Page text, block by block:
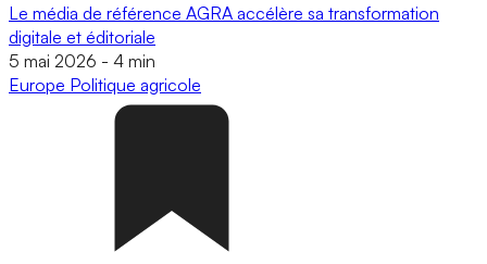
Le média de référence AGRA accélère sa transformation
digitale et éditoriale
5 mai 2026 - 4 min
Europe Politique agricole